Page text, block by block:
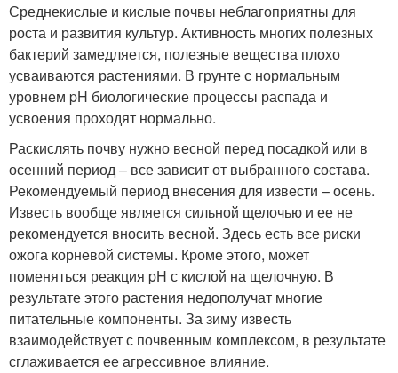
Среднекислые и кислые почвы неблагоприятны для
роста и развития культур. Активность многих полезных
бактерий замедляется, полезные вещества плохо
усваиваются растениями. В грунте с нормальным
уровнем pH биологические процессы распада и
усвоения проходят нормально.
Раскислять почву нужно весной перед посадкой или в
осенний период – все зависит от выбранного состава.
Рекомендуемый период внесения для извести – осень.
Известь вообще является сильной щелочью и ее не
рекомендуется вносить весной. Здесь есть все риски
ожога корневой системы. Кроме этого, может
поменяться реакция pH с кислой на щелочную. В
результате этого растения недополучат многие
питательные компоненты. За зиму известь
взаимодействует с почвенным комплексом, в результате
сглаживается ее агрессивное влияние.